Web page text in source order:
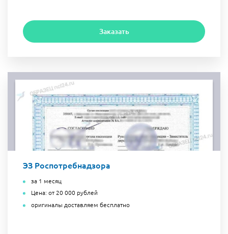
Заказать
ЭЗ Роспотребнадзора
за 1 месяц
Цена: от 20 000 рублей
оригиналы доставляем бесплатно